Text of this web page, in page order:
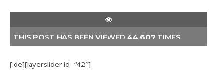
THIS POST HAS BEEN VIEWED 44,607 TIMES
[:de][layerslider id=“42″]